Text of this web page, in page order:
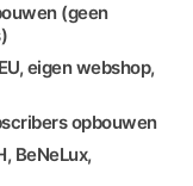
(geen
eigen webshop,
opbouwen
BeNeLux,